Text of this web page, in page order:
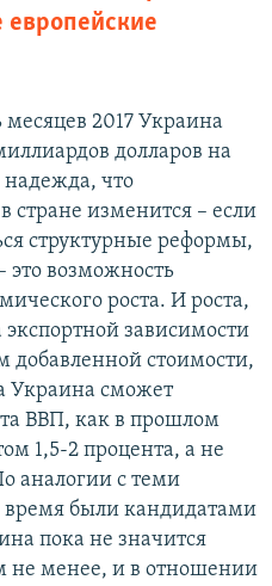
европейские
2017 Украина
долларов на
что
стране изменится – если
структурные реформы,
это возможность
роста. И роста,
зависимости
добавленной стоимости,
Украина сможет
ВВП, как в прошлом
1,5-2 процента, а не
аналогии с теми
время были кандидатами
пока не значится
не менее, и в отношении